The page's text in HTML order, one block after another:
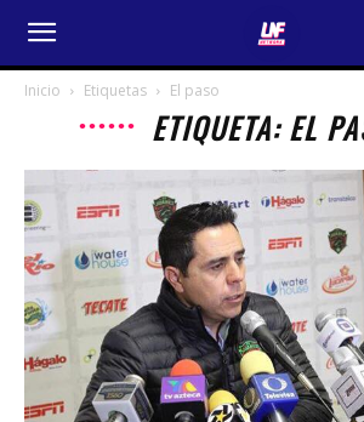
Inicio Etiquetas El paso
ETIQUETA: EL